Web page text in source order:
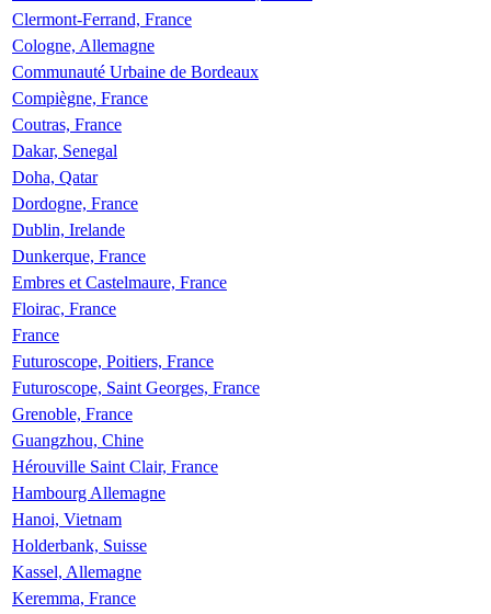
Clermont-Ferrand, France
Cologne, Allemagne
Communauté Urbaine de Bordeaux
Compiègne, France
Coutras, France
Dakar, Senegal
Doha, Qatar
Dordogne, France
Dublin, Irelande
Dunkerque, France
Embres et Castelmaure, France
Floirac, France
France
Futuroscope, Poitiers, France
Futuroscope, Saint Georges, France
Grenoble, France
Guangzhou, Chine
Hérouville Saint Clair, France
Hambourg Allemagne
Hanoi, Vietnam
Holderbank, Suisse
Kassel, Allemagne
Keremma, France